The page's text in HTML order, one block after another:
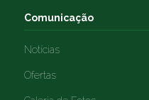
Comunicação
Notícias
Ofertas